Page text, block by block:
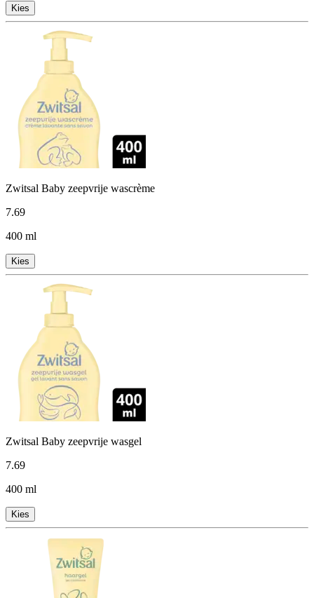
Kies
Zwitsal Baby zeepvrije wascrème
7.69
400 ml
Kies
Zwitsal Baby zeepvrije wasgel
7.69
400 ml
Kies